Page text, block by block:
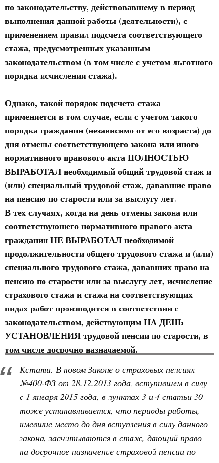
по законодательству, действовавшему в период
выполнения данной работы(деятельности), с
применением правил подсчета соответствующего
стажа, предусмотренных указанным
законодательством (в том числе с учетом льготного
порядка исчисления стажа).
Однако, такой порядок подсчета стажа
применяется в том случае, если с учетом такого
порядка гражданин (независимо от его возраста) до
дня отмены соответствующего закона или иного
нормативного правового актаПОЛНОСТЬЮ
ВЫРАБОТАЛнеобходимый общий трудовой стаж и
(или) специальный трудовой стаж, дававшие право
на пенсию по старости или за выслугу лет.
В тех случаях, когда на день отмены закона или
соответствующего нормативного правого акта
гражданин НЕ ВЫРАБОТАЛ необходимой
продолжительности общего трудового стажа и (или)
специального трудового стажа, дававших право на
пенсию по старости или за выслугу лет, исчисление
страхового стажа и стажа на соответствующих
видах работ производится в соответствии с
законодательством, действующимНА ДЕНЬ
УСТАНОВЛЕНИЯтрудовой пенсии по старости, в
том числе досрочно назначаемой.
Кстати. В новом Законе о страховых пенсиях
№400-ФЗ от 28.12.2013 года, вступившем в силу
с 1 января 2015 года, в пунктах 3 и 4 статьи 30
тоже устанавливается, что периоды работы,
имевшие место до дня вступления в силу данного
закона, засчитываются в стаж, дающий право
на досрочное назначение страховой пенсии по